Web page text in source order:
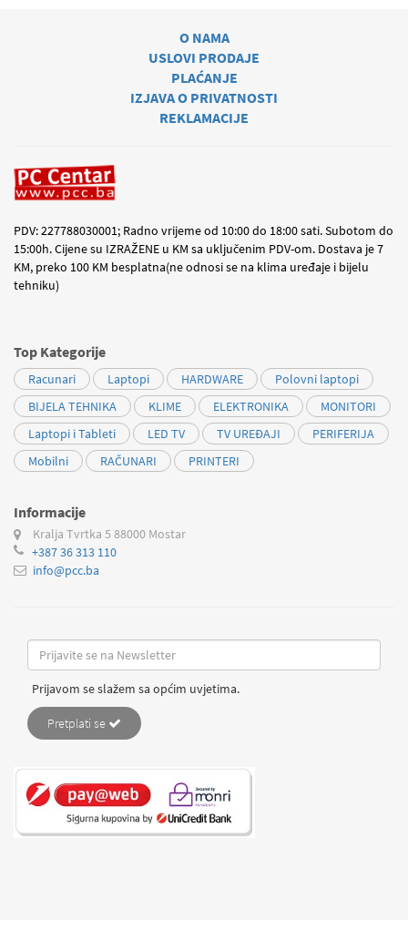
O NAMA
USLOVI PRODAJE
PLAĆANJE
IZJAVA O PRIVATNOSTI
REKLAMACIJE
PDV: 227788030001; Radno vrijeme od 10:00 do 18:00 sati. Subotom do
15:00h. Cijene su IZRAŽENE u KM sa uključenim PDV-om. Dostava je 7
KM, preko 100 KM besplatna(ne odnosi se na klima uređaje i bijelu
tehniku)
Top Kategorije
Racunari Laptopi HARDWARE
Polovni laptopi
BIJELA TEHNIKA
KLIME ELEKTRONIKA
MONITORI
Laptopi i Tableti
LED TV TV UREĐAJI
PERIFERIJA
Mobilni
RAČUNARI PRINTERI
Informacije
Kralja Tvrtka 5 88000 Mostar
+387 36 313 110
info@pcc.ba
Prijavom se slažem sa općim uvjetima.
Pretplati se